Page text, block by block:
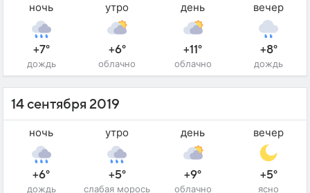
ночь
+7°
дождь
утро
+6°
облачно
день
+11°
облачно
вечер
+8°
дождь
14 сентября 2019
ночь
+6°
дождь
утро
+5°
слабая морось
день
+9°
облачно
вечер
+5°
ясно